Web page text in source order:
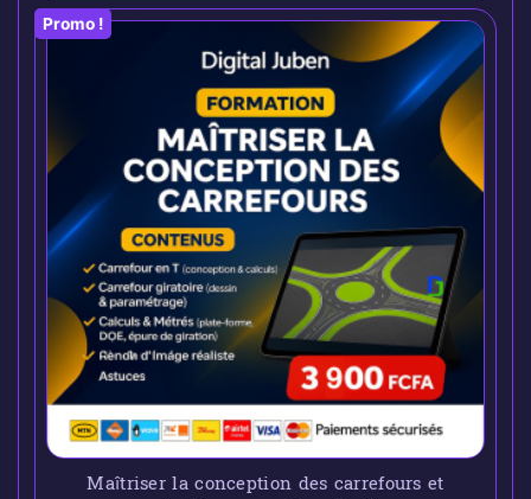
Promo !
Maîtriser la conception des carrefours et